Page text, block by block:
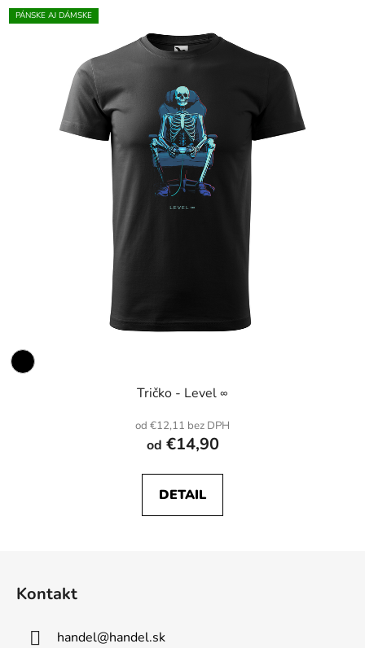
PÁNSKE AJ DÁMSKE
Tričko - Level ∞
od €12,11 bez DPH
od €14,90
DETAIL
Kontakt
handel@handel.sk